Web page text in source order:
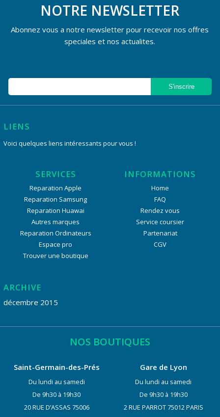
NOTRE NEWSLETTER
Abonnez vous a notre newsletter pour recevoir nos offres
speciales et nos actualites.
LIENS
Voici quelques liens intéressants pour vous !
SERVICES
Reparation Apple
Reparation Samsung
Reparation Huawai
Autres marques
Reparation Ordinateurs
Espace pro
Trouver une boutique
INFORMATIONS
Home
FAQ
Rendez vous
Service coursier
Partenariat
CGV
ARCHIVE
décembre 2015
NOS BOUTIQUES
Saint-Germain-des-Prés
Du lundi au samedi
De 9h30 à 19h30
20 RUE D’ASSAS 75006
Gare de Lyon
Du lundi au samedi
De 9h30 à 19h30
2 RUE PARROT 75012 PARIS